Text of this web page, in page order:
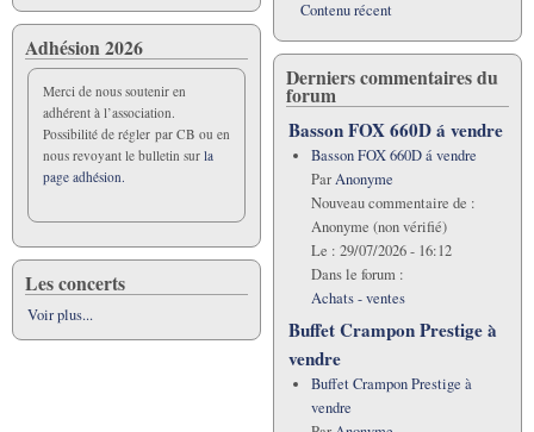
Adhésion 2026
Merci de nous soutenir en
adhérent à l’association.
Possibilité de régler par CB ou en
nous revoyant le bulletin sur la
page adhésion.
Les concerts
Voir plus...
Contenu récent
Derniers commentaires du
forum
Basson FOX 660D á vendre
Basson FOX 660D á vendre
ParAnonyme
Nouveau commentaire de :
Anonyme (non vérifié)
Le : 29/07/2026 - 16:12
Dans le forum :
Achats - ventes
Buffet Crampon Prestige à
vendre
Buffet Crampon Prestige à
vendre